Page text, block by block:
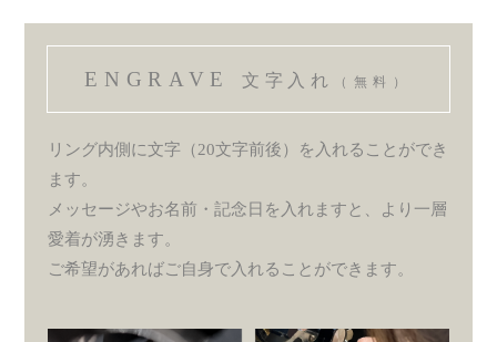
ENGRAVE 文字入れ （無料）
リング内側に文字（20文字前後）を入れることができ
ます。
メッセージやお名前・記念日を入れますと、より一層
愛着が湧きます。
ご希望があればご自身で入れることができます。